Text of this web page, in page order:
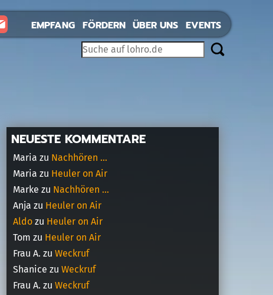
EMPFANG FÖRDERN ÜBER UNS EVENTS
NEUESTE KOMMENTARE
Maria zu Nachhören …
Maria zu Heuler on Air
Marke zu Nachhören …
Anja zu Heuler on Air
Aldo zu Heuler on Air
Tom zu Heuler on Air
Frau A. zu Weckruf
Shanice zu Weckruf
Frau A. zu Weckruf